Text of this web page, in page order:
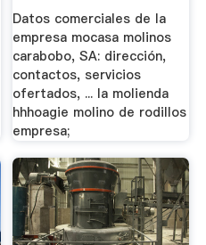
Datos comerciales de la
empresa mocasa molinos
carabobo, SA: dirección,
contactos, servicios
ofertados, ... la molienda
hhhoagie molino de rodillos
empresa;